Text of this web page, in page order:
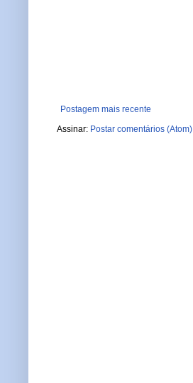
Postagem mais recente
Assinar: Postar comentários (Atom)